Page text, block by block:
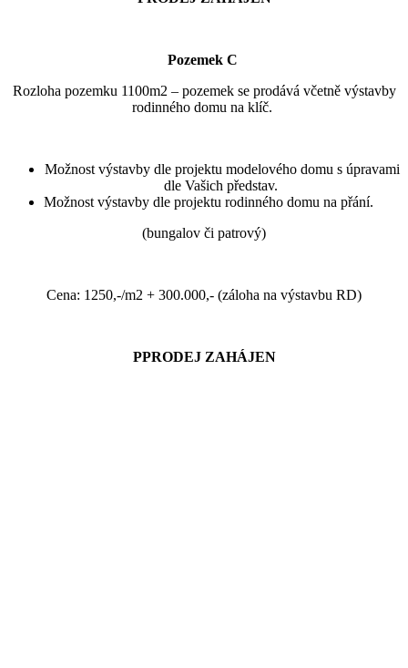
Pozemek C
Rozloha pozemku 1100m2 – pozemek se prodává včetně výstavby
rodinného domu na klíč.
Možnost výstavby dle projektu modelového domu s úpravami
dle Vašich představ.
Možnost výstavby dle projektu rodinného domu na přání.
(bungalov či patrový)
Cena: 1250,-/m2 + 300.000,- (záloha na výstavbu RD)
PPRODEJ ZAHÁJEN